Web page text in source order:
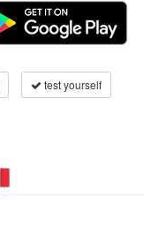
test yourself